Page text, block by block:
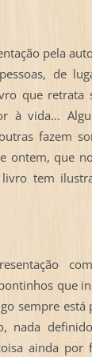
pela
de
que retrata
à vida...
fazem
ontem, que
tem
pontinhos que
sempre
nada
ainda por